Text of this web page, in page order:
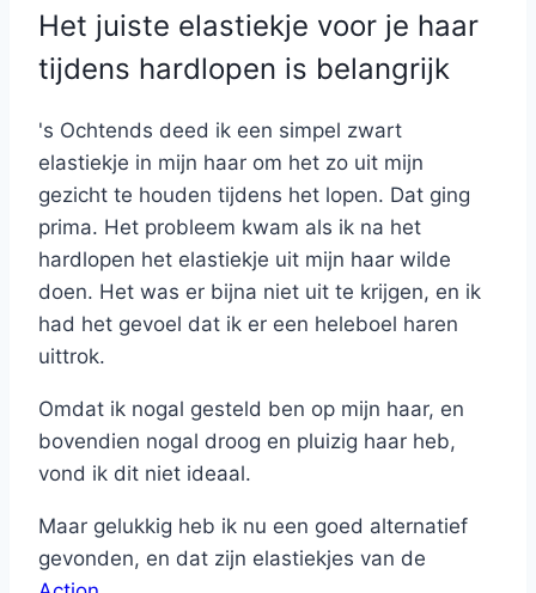
Het juiste elastiekje voor je haar
tijdens hardlopen is belangrijk
's Ochtends deed ik een simpel zwart
elastiekje in mijn haar om het zo uit mijn
gezicht te houden tijdens het lopen. Dat ging
prima. Het probleem kwam als ik na het
hardlopen het elastiekje uit mijn haar wilde
doen. Het was er bijna niet uit te krijgen, en ik
had het gevoel dat ik er een heleboel haren
uittrok.
Omdat ik nogal gesteld ben op mijn haar, en
bovendien nogal droog en pluizig haar heb,
vond ik dit niet ideaal.
Maar gelukkig heb ik nu een goed alternatief
gevonden, en dat zijn elastiekjes van de